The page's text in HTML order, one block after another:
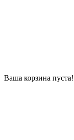
Ваша корзина пуста!